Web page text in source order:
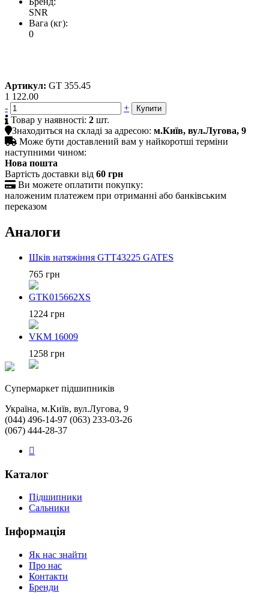
SNR
Вага (кг):
0
Артикул: GT 355.45
1 122.00
-
+
 Товар у наявності: 2 шт.
Знаходиться на складі за адресою: м.Київ, вул.Лугова, 9
 Може бути доставлений вам у найкоротші терміни
наступними чином:
Нова пошта
Вартість доставки від 60 грн
 Ви можете оплатити покупку:
наложеним платежем при отриманні або банківським
переказом
Аналоги
Шків натяжіння GTT43225 GATES
765 грн
GTK015662XS
1224 грн
VKM 16009
1258 грн
Cупермаркет підшипників
Україна, м.Київ, вул.Лугова, 9
(044) 496-14-97 (063) 233-03-26
(067) 444-28-37
Каталог
Підшипники
Сальники
Інформація
Як нас знайти
Про нас
Контакти
Бренди